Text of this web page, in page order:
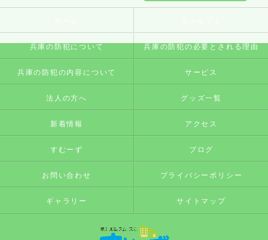
兵庫の防犯について 兵庫の防犯の必要とされる理由
兵庫の防犯の内容について サービス
法人の方へ グッズ一覧
新着情報 アクセス
すむーず ブログ
お問い合わせ プライバシーポリシー
ギャラリー サイトマップ